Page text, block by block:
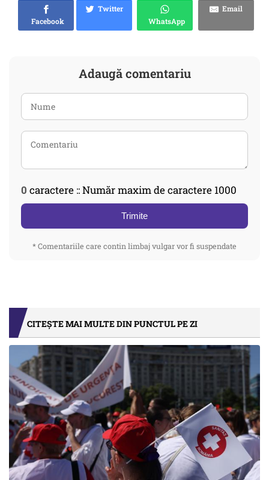
Facebook
Twitter
WhatsApp
Email
Adaugă comentariu
0 caractere :: Număr maxim de caractere 1000
Trimite
* Comentariile care contin limbaj vulgar vor fi suspendate
CITEȘTE MAI MULTE DIN PUNCTUL PE ZI